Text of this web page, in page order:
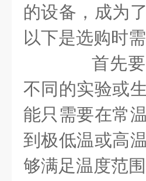
的设备，成为
以下是选购时
首先要
不同的实验或
能只需要在常
到极低温或高
够满足温度范